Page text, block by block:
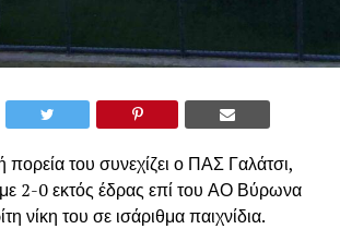
του συνεχίζει ο ΠΑΣ Γαλάτσι,
2-0 εκτός έδρας επί του ΑΟ Βύρωνα
νίκη του σε ισάριθμα παιχνίδια.